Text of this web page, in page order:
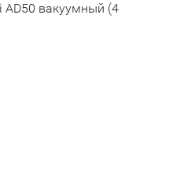
AD50 вакуумный (4